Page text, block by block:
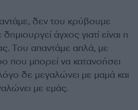
δεν του κρύβουμε
άγχος γιατί είναι η
Του απαντάμε απλά, με
που μπορεί να κατανοήσει
δε μεγαλώνει με μαμά και
με εμάς.